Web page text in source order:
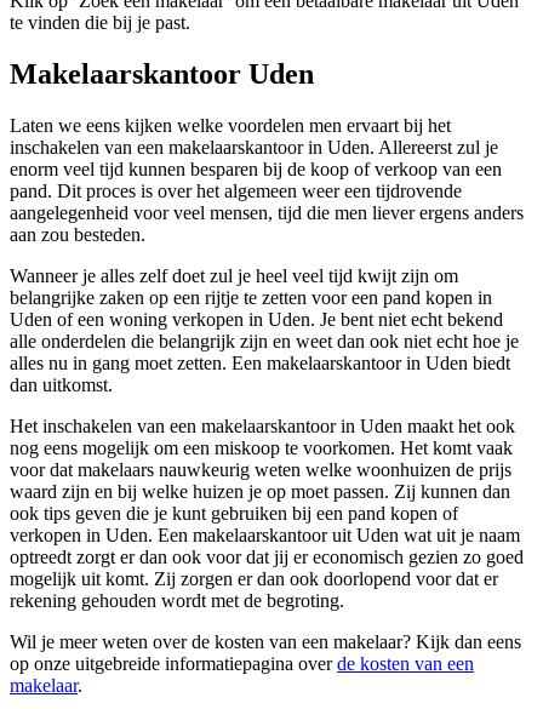
te vinden die bij je past.
Makelaarskantoor Uden
Laten we eens kijken welke voordelen men ervaart bij het
inschakelen van een makelaarskantoor in Uden. Allereerst zul je
enorm veel tijd kunnen besparen bij de koop of verkoop van een
pand. Dit proces is over het algemeen weer een tijdrovende
aangelegenheid voor veel mensen, tijd die men liever ergens anders
aan zou besteden.
Wanneer je alles zelf doet zul je heel veel tijd kwijt zijn om
belangrijke zaken op een rijtje te zetten voor een pand kopen in
Uden of een woning verkopen in Uden. Je bent niet echt bekend
alle onderdelen die belangrijk zijn en weet dan ook niet echt hoe je
alles nu in gang moet zetten. Een makelaarskantoor in Uden biedt
dan uitkomst.
Het inschakelen van een makelaarskantoor in Uden maakt het ook
nog eens mogelijk om een miskoop te voorkomen. Het komt vaak
voor dat makelaars nauwkeurig weten welke woonhuizen de prijs
waard zijn en bij welke huizen je op moet passen. Zij kunnen dan
ook tips geven die je kunt gebruiken bij een pand kopen of
verkopen in Uden. Een makelaarskantoor uit Uden wat uit je naam
optreedt zorgt er dan ook voor dat jij er economisch gezien zo goed
mogelijk uit komt. Zij zorgen er dan ook doorlopend voor dat er
rekening gehouden wordt met de begroting.
Wil je meer weten over de kosten van een makelaar? Kijk dan eens
op onze uitgebreide informatiepagina overde kosten van een
makelaar.